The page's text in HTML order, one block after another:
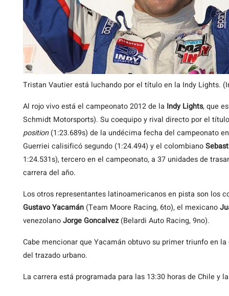
Tristan Vautier está luchando por el título en la Indy Lights.
Al rojo vivo está el campeonato 2012 de la Indy Lights, que
Schmidt Motorsports). Su coequipo y rival directo por el
position(1:23.689s) de la undécima fecha del campeonato
Guerriei calisificó segundo (1:24.494) y el colombiano
1:24.531s), tercero en el campeonato, a 37 unidades de
carrera del año.
Los otros representantes latinoamericanos en pista son los
Gustavo Yacamán (Team Moore Racing, 6to), el mexicano
venezolanoJorge Goncalvez(Belardi Auto Racing, 9no).
Cabe mencionar que Yacamán obtuvo su primer triunfo en
del trazado urbano.
La carrera está programada para las 13:30 horas de Chile y